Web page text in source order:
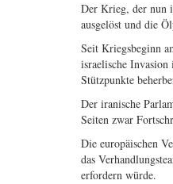
Der Krieg, der nun
ausgelöst und die
Seit Kriegsbeginn
israelische
Stützpunkte
Der iranische
Seiten zwar
Die europäischen
das
erfordern würde.